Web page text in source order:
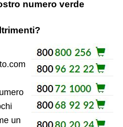
numero verde
un